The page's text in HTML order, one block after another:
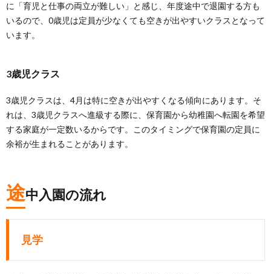
に「育児と仕事の両立が難しい」と感じ、年度途中で退園する方も
いるので、0歳児は定員が少なくても空きが出やすいクラスとなって
います。
3歳児クラス
3歳児クラスは、4月は特に空きが出やすくなる傾向にあります。そ
れは、3歳児クラスへ進級する際に、保育園から幼稚園へ転園を希望
する家庭が一定数いるからです。このタイミングで保育園の定員に
余裕が生まれることがあります。
途中入園の流れ
見学